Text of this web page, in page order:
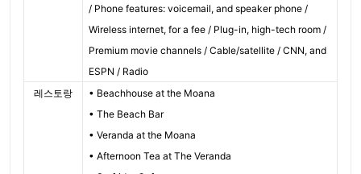
/ Phone features: voicemail, and speaker phone /
Wireless internet, for a fee / Plug-in, high-tech room /
Premium movie channels / Cable/satellite / CNN, and
ESPN / Radio
레스토랑
• Beachhouse at the Moana
• The Beach Bar
• Veranda at the Moana
• Afternoon Tea at The Veranda